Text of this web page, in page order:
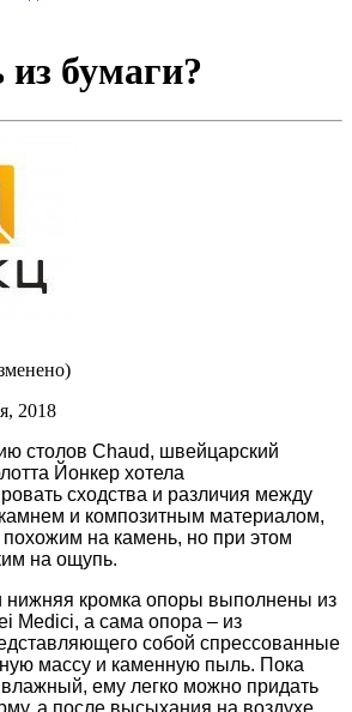
бумаги?
2018
столов Chaud, швейцарский
Йонкер хотела
сходства и различия между
и композитным материалом,
на камень, но при этом
на ощупь.
кромка опоры выполнены из
Medici, а сама опора – из
собой спрессованные
массу и каменную пыль. Пока
ему легко можно придать
а после высыхания на воздухе